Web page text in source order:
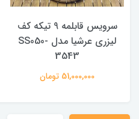
سرویس قابلمه 9 تیکه کف
لیزری عرشیا مدل SS050-
3543
51,000,000 تومان